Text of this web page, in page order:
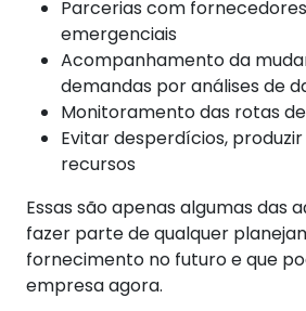
Parcerias com
emergenciais
Acompanhamento da
demandas por análises de
Monitoramento das rotas
Evitar desperdícios,
recursos
Essas são apenas algumas das
fazer parte de qualquer
fornecimento no futuro e que
empresa agora.